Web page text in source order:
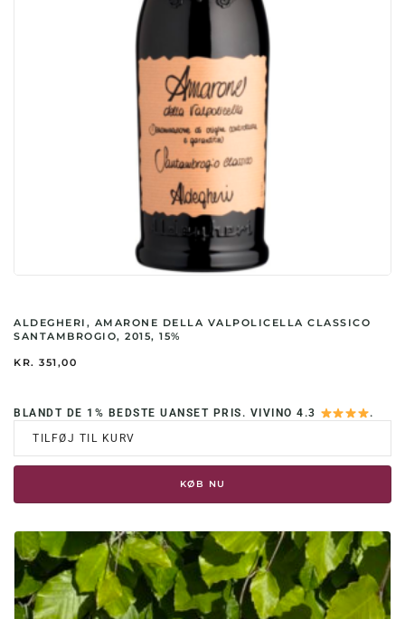
ALDEGHERI, AMARONE DELLA VALPOLICELLA CLASSICO
SANTAMBROGIO, 2015, 15%
KR. 351,00
BLANDT DE 1% BEDSTE UANSET PRIS. VIVINO 4.3
.
TILFØJ TIL KURV
KØB NU